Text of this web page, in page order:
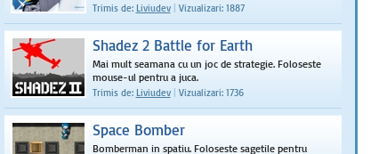
Trimis de: Liviudev Vizualizari: 1887
Shadez 2 Battle for Earth
Mai mult seamana cu un joc de strategie. Foloseste
mouse-ul pentru a juca.
Trimis de: Liviudev Vizualizari: 1736
Space Bomber
Bomberman in spatiu. Foloseste sagetile pentru